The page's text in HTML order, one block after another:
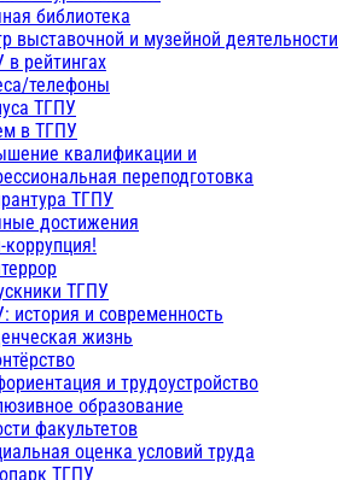
библиотека
выставочной и музейной деятельности
в рейтингах
телефоны
ТГПУ
в ТГПУ
квалификации и
переподготовка
ТГПУ
достижения
коррупция!
ТГПУ
история и современность
жизнь
и трудоустройство
образование
факультетов
оценка условий труда
ТГПУ